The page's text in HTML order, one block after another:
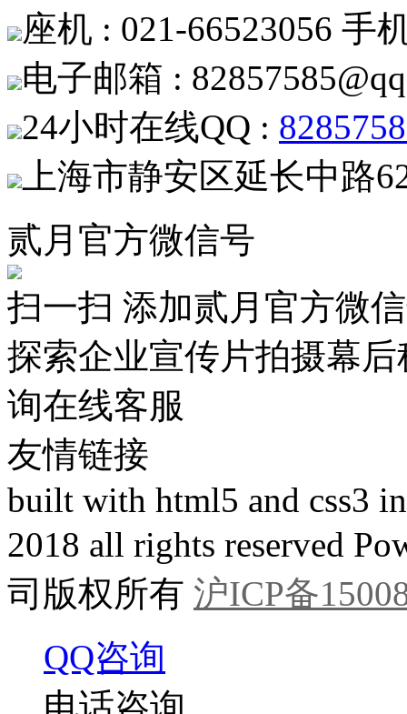
座机 : 021-66523056 手
电子邮箱 :
24小时在线QQ :
上海市静安区延长中路
贰月官方微信号
扫一扫 添加贰月官方微
探索企业宣传片拍摄幕后
询在线客服
友情链接
built with html5 and css3
2018 all rights reserved
司版权所有 沪ICP备
QQ咨询